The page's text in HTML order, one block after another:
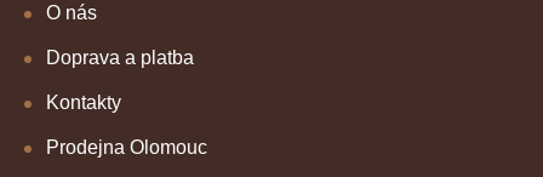
O nás
Doprava a platba
Kontakty
Prodejna Olomouc